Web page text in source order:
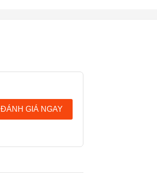
ĐÁNH GIÁ NGAY